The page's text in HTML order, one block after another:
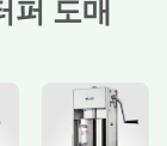
퍼 도매